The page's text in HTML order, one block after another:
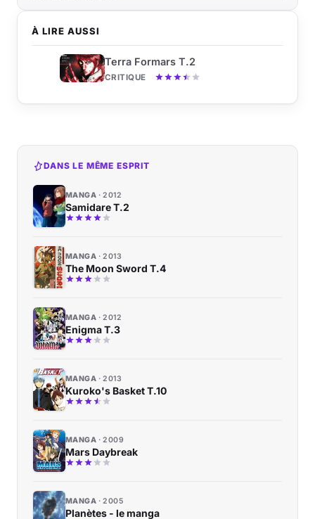
À LIRE AUSSI
Terra Formars T.2
CRITIQUE
DANS LE MÊME ESPRIT
MANGA 2012
Samidare T.2
MANGA 2013
The Moon Sword T.4
MANGA 2012
Enigma T.3
MANGA 2013
Kuroko's Basket T.10
MANGA 2009
Mars Daybreak
MANGA 2005
Planètes - le manga